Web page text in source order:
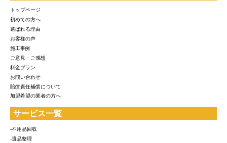
トップページ
初めての方へ
選ばれる理由
お客様の声
施工事例
ご意見・ご感想
料金プラン
お問い合わせ
賠償責任補償について
加盟希望の業者の方へ
サービス一覧
-不用品回収
-遺品整理